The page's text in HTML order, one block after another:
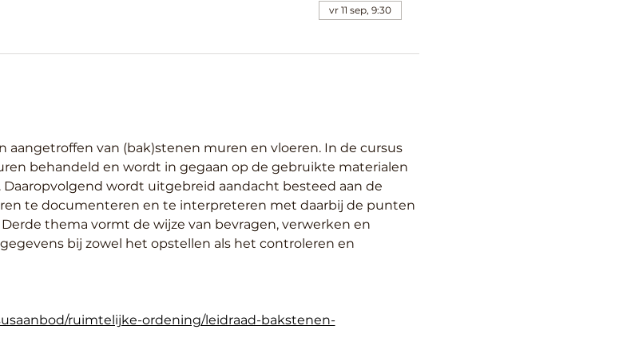
vr 11 sep, 9:30
aangetroffen van (bak)stenen muren en vloeren. In de cursus
behandeld en wordt in gegaan op de gebruikte materialen
wordt uitgebreid aandacht besteed aan de
te documenteren en te interpreteren met daarbij de punten
thema vormt de wijze van bevragen, verwerken en
bij zowel het opstellen als het controleren en
ruimtelijke-ordening/leidraad-bakstenen-